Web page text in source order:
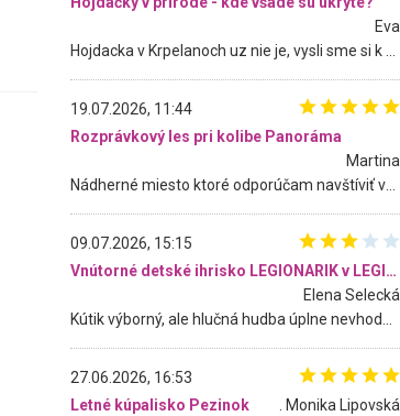
Eva
19.07.2026, 11:44
Rozprávkový les pri kolibe Panoráma
Martina
09.07.2026, 15:15
Vnútorné detské ihrisko LEGIONARIK v LEGIA Fitness
Elena Selecká
27.06.2026, 16:53
Letné kúpalisko Pezinok
. Monika Lipovská